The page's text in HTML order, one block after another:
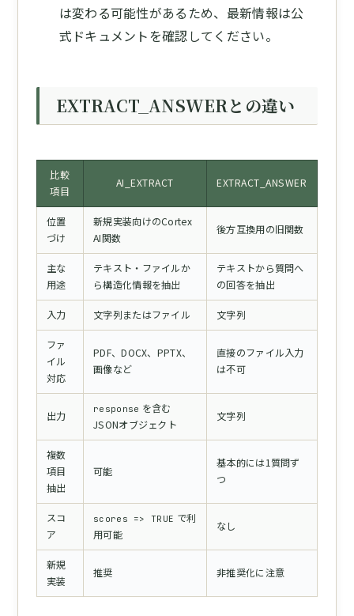
は変わる可能性があるため、最新情報は公
式ドキュメントを確認してください。
EXTRACT_ANSWERとの違い
比較
項目
AI_EXTRACT EXTRACT_ANSWER
位置
づけ
新規実装向けのCortex
AI関数
後方互換用の旧関数
主な
用途
テキスト・ファイルか
ら構造化情報を抽出
テキストから質問へ
の回答を抽出
入力 文字列またはファイル 文字列
ファ
イル
対応
PDF、DOCX、PPTX、
画像など
直接のファイル入力
は不可
出力 response を含む
JSONオブジェクト
文字列
複数
項目
抽出
可能
基本的には1質問ず
つ
スコ
ア
scores => TRUE で利
用可能
なし
新規
実装
推奨 非推奨化に注意